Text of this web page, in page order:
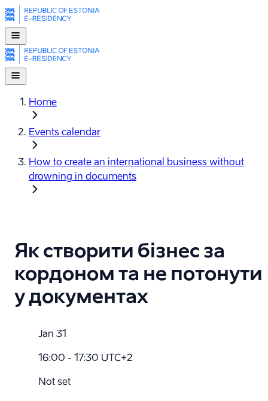
Home
Events calendar
How to create an international business without
drowning in documents
Як створити бізнес за
кордоном та не потонути
у документах
Jan 31
16:00 - 17:30 UTC+2
Not set